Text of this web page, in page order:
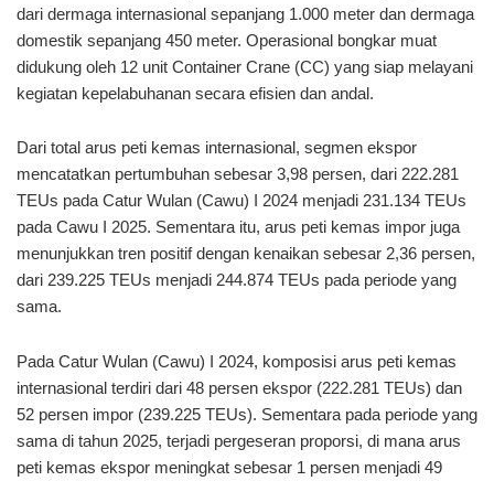
dari dermaga internasional sepanjang 1.000 meter dan dermaga
domestik sepanjang 450 meter. Operasional bongkar muat
didukung oleh 12 unit Container Crane (CC) yang siap melayani
kegiatan kepelabuhanan secara efisien dan andal.
Dari total arus peti kemas internasional, segmen ekspor
mencatatkan pertumbuhan sebesar 3,98 persen, dari 222.281
TEUs pada Catur Wulan (Cawu) I 2024 menjadi 231.134 TEUs
pada Cawu I 2025. Sementara itu, arus peti kemas impor juga
menunjukkan tren positif dengan kenaikan sebesar 2,36 persen,
dari 239.225 TEUs menjadi 244.874 TEUs pada periode yang
sama.
Pada Catur Wulan (Cawu) I 2024, komposisi arus peti kemas
internasional terdiri dari 48 persen ekspor (222.281 TEUs) dan
52 persen impor (239.225 TEUs). Sementara pada periode yang
sama di tahun 2025, terjadi pergeseran proporsi, di mana arus
peti kemas ekspor meningkat sebesar 1 persen menjadi 49